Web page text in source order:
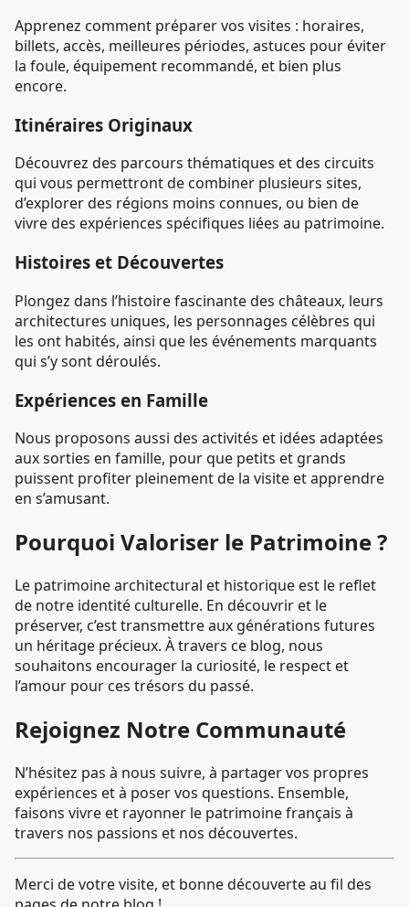
Apprenez comment préparer vos visites : horaires,
billets, accès, meilleures périodes, astuces pour éviter
la foule, équipement recommandé, et bien plus
encore.
Itinéraires Originaux
Découvrez des parcours thématiques et des circuits
qui vous permettront de combiner plusieurs sites,
d’explorer des régions moins connues, ou bien de
vivre des expériences spécifiques liées au patrimoine.
Histoires et Découvertes
Plongez dans l’histoire fascinante des châteaux, leurs
architectures uniques, les personnages célèbres qui
les ont habités, ainsi que les événements marquants
qui s’y sont déroulés.
Expériences en Famille
Nous proposons aussi des activités et idées adaptées
aux sorties en famille, pour que petits et grands
puissent profiter pleinement de la visite et apprendre
en s’amusant.
Pourquoi Valoriser le Patrimoine ?
Le patrimoine architectural et historique est le reflet
de notre identité culturelle. En découvrir et le
préserver, c’est transmettre aux générations futures
un héritage précieux. À travers ce blog, nous
souhaitons encourager la curiosité, le respect et
l’amour pour ces trésors du passé.
Rejoignez Notre Communauté
N’hésitez pas à nous suivre, à partager vos propres
expériences et à poser vos questions. Ensemble,
faisons vivre et rayonner le patrimoine français à
travers nos passions et nos découvertes.
Merci de votre visite, et bonne découverte au fil des